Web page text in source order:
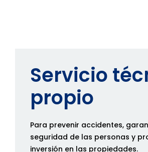
Servicio
propio
Para prevenir accidentes,
seguridad de las personas y
inversión en las propiedades.